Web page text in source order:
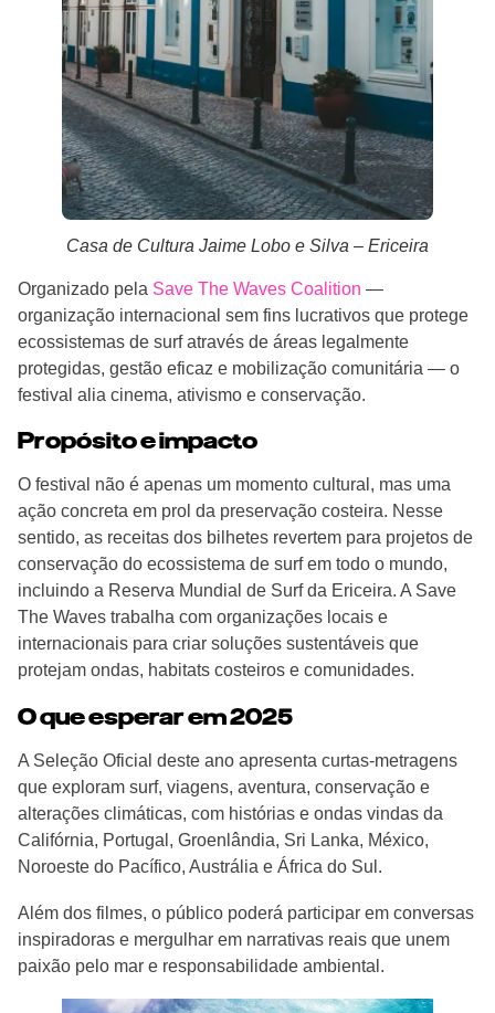
Casa de Cultura Jaime Lobo e Silva – Ericeira
Organizado pela Save The Waves Coalition —
organização internacional sem fins lucrativos que protege
ecossistemas de surf através de áreas legalmente
protegidas, gestão eficaz e mobilização comunitária — o
festival alia cinema, ativismo e conservação.
Propósito e impacto
O festival não é apenas um momento cultural, mas uma
ação concreta em prol da preservação costeira. Nesse
sentido, as receitas dos bilhetes revertem para projetos de
conservação do ecossistema de surf em todo o mundo,
incluindo a Reserva Mundial de Surf da Ericeira. A Save
The Waves trabalha com organizações locais e
internacionais para criar soluções sustentáveis que
protejam ondas, habitats costeiros e comunidades.
O que esperar em 2025
A Seleção Oficial deste ano apresenta curtas-metragens
que exploram surf, viagens, aventura, conservação e
alterações climáticas, com histórias e ondas vindas da
Califórnia, Portugal, Groenlândia, Sri Lanka, México,
Noroeste do Pacífico, Austrália e África do Sul.
Além dos filmes, o público poderá participar em conversas
inspiradoras e mergulhar em narrativas reais que unem
paixão pelo mar e responsabilidade ambiental.